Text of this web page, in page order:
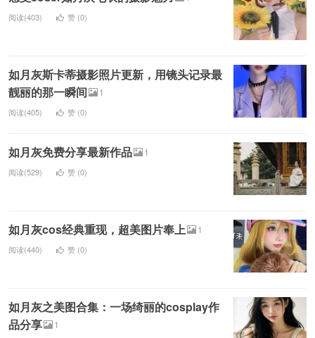
阅读(403) 赞 (0)
如月灰斯卡蒂摄影照片更新，用镜头记录最
靓丽的那一瞬间
1
阅读(405) 赞 (0)
如月灰免费分享最新作品 1
阅读(529) 赞 (0)
如月灰cos经典重现，超美图片奉上 1
阅读(440) 赞 (0)
如月灰之美图合集：一场绮丽的cosplay作
品分享
1